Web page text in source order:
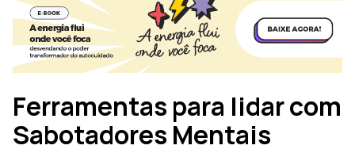
Ferramentas para lidar com
Sabotadores Mentais